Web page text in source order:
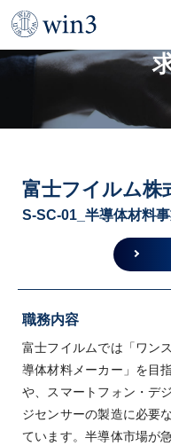
TOP
富士フイルム株
S-SC-01_半導体材料
職務内容
富士フイルムでは「ワン
導体材料メーカー」を目
や、スマートフォン・デ
ジセンサーの製造に必要
ています。半導体市場が